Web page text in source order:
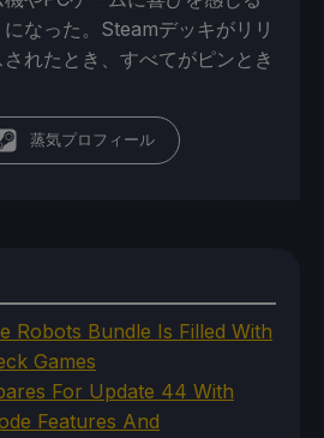
になった。Steamデッキがリリ
されたとき、すべてがピンとき
蒸気プロフィール
Robots Bundle Is Filled With
Games
For Update 44 With
Features And